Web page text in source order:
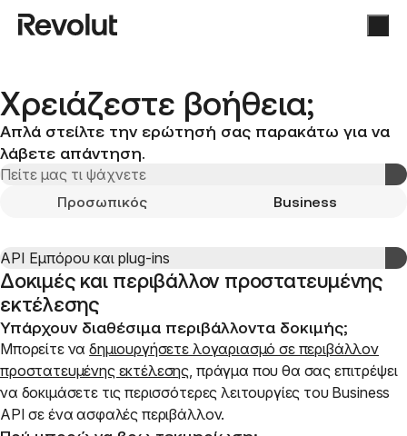
Χρειάζεστε βοήθεια;
Απλά στείλτε την ερώτησή σας παρακάτω για να
λάβετε απάντηση.
Προσωπικός Business
Δοκιμές και περιβάλλον προστατευμένης
εκτέλεσης
Υπάρχουν διαθέσιμα περιβάλλοντα δοκιμής;
Μπορείτε ναδημιουργήσετε λογαριασμό σε περιβάλλον
προστατευμένης εκτέλεσης, πράγμα που θα σας επιτρέψει
να δοκιμάσετε τις περισσότερες λειτουργίες του Business
API σε ένα ασφαλές περιβάλλον.